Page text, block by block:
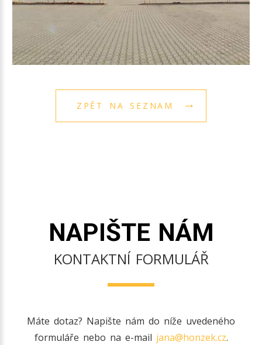
ZPĚT NA SEZNAM
NAPIŠTE NÁM
KONTAKTNÍ FORMULÁŘ
Máte dotaz? Napište nám do níže uvedeného
formuláře nebo na e-mail jana@honzek.cz.